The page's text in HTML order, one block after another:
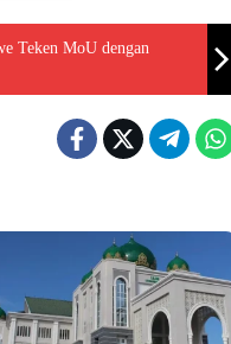
Teken MoU dengan